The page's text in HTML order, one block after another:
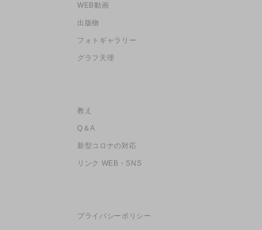
WEB動画
出版物
フォトギャラリー
グラフ天理
教え
Q＆A
新型コロナの対応
リンク WEB・SNS
プライバシーポリシー